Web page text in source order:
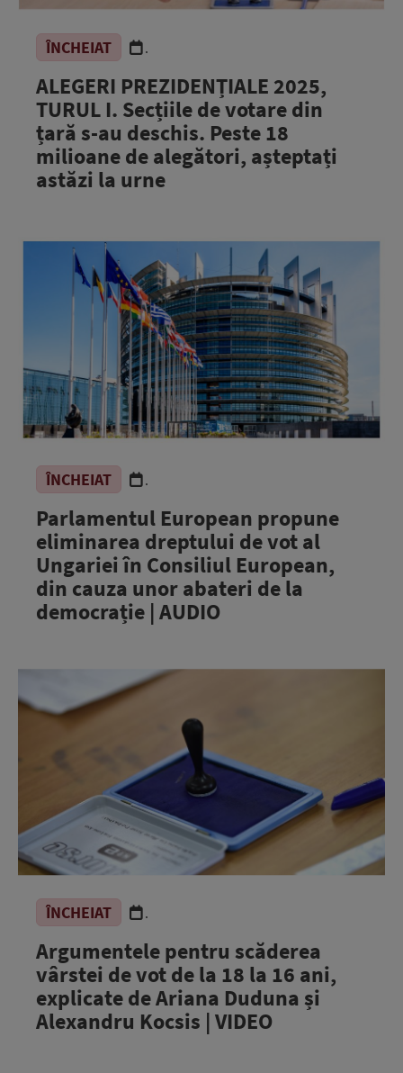
ÎNCHEIAT .
ALEGERI PREZIDENȚIALE 2025,
TURUL I. Secțiile de votare din
țară s-au deschis. Peste 18
milioane de alegători, așteptați
astăzi la urne
ÎNCHEIAT .
Parlamentul European propune
eliminarea dreptului de vot al
Ungariei în Consiliul European,
din cauza unor abateri de la
democrație | AUDIO
ÎNCHEIAT .
Argumentele pentru scăderea
vârstei de vot de la 18 la 16 ani,
explicate de Ariana Duduna și
Alexandru Kocsis | VIDEO